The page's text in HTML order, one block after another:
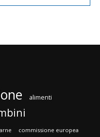
alimenti
commissione europea